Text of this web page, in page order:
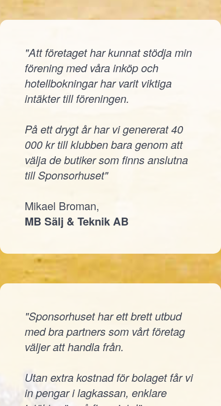
"Att företaget har kunnat stödja min
förening med våra inköp och
hotellbokningar har varit viktiga
intäkter till föreningen.
På ett drygt år har vi genererat 40
000 kr till klubben bara genom att
välja de butiker som finns anslutna
till Sponsorhuset"
Mikael Broman,
MB Sälj & Teknik AB
"Sponsorhuset har ett brett utbud
med bra partners som vårt företag
väljer att handla från.
Utan extra kostnad för bolaget får vi
in pengar i lagkassan, enklare